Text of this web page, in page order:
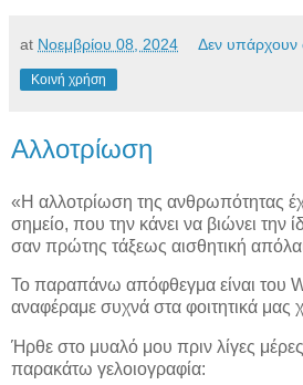
at Νοεμβρίου 08, 2024 Δεν υπάρχουν
Κοινή χρήση
Αλλοτρίωση
«Η αλλοτρίωση της ανθρωπότητας
σημείο, που την κάνει να βιώνει την
σαν πρώτης τάξεως αισθητική
Το παραπάνω απόφθεγμα είναι του
αναφέραμε συχνά στα φοιτητικά μας
Ήρθε στο μυαλό μου πριν λίγες
παρακάτω γελοιογραφία: